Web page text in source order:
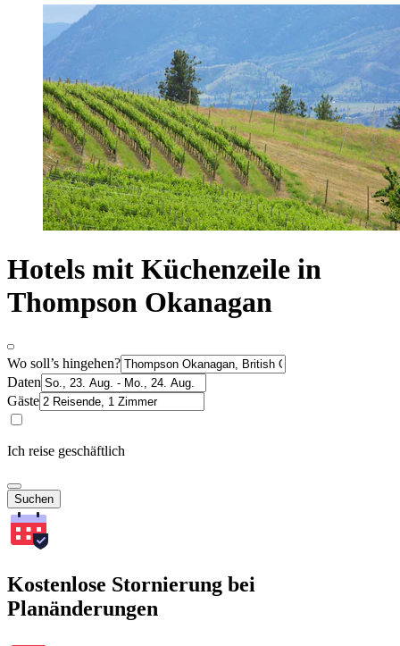
Hotels mit Küchenzeile in
Thompson Okanagan
Wo soll’s hingehen?
Daten
Gäste
Ich reise geschäftlich
Suchen
Kostenlose Stornierung bei
Planänderungen